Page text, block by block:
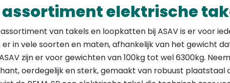
elektrische
van takels en loopkatten bij ASAV is er voor
in vele soorten en maten, afhankelijk van het gewicht
zijn er voor gewichten van 100kg tot wel 6300kg.
oerdegelijk en sterk, gemaakt van robuust plaatstaal